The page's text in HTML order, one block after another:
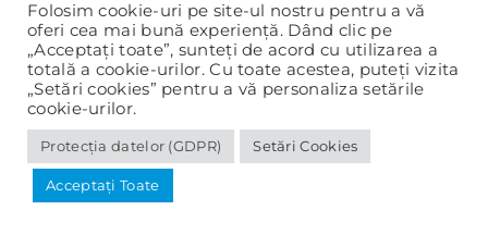
© 2020-2025 Primăria Panciu |Protecția datelor (GDPR)
Folosim cookie-uri pe site-ul nostru pentru a vă
oferi cea mai bună experiență. Dând clic pe
„Acceptați toate”, sunteți de acord cu utilizarea a
totală a cookie-urilor. Cu toate acestea, puteți vizita
„Setări cookies” pentru a vă personaliza setările
cookie-urilor.
Protecția datelor (GDPR) Setări Cookies
Acceptați Toate